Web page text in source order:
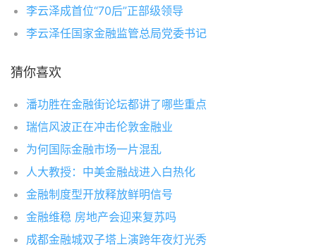
李云泽成首位“70后”正部级领导
李云泽任国家金融监管总局党委书记
猜你喜欢
潘功胜在金融街论坛都讲了哪些重点
瑞信风波正在冲击伦敦金融业
为何国际金融市场一片混乱
人大教授：中美金融战进入白热化
金融制度型开放释放鲜明信号
金融维稳 房地产会迎来复苏吗
成都金融城双子塔上演跨年夜灯光秀